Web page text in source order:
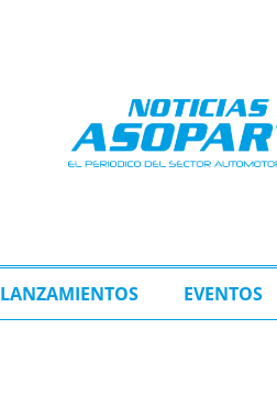
LANZAMIENTOS EVENTOS